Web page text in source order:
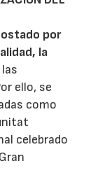
por
, la
ello, se
como
celebrado